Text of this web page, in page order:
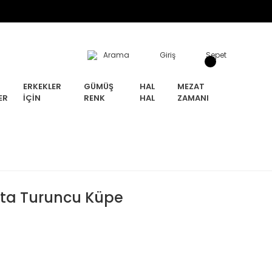
Arama Giriş Sepet
ERKEKLER
İÇIN
GÜMÜŞ
RENK
HAL
HAL
MEZAT
ZAMANI
Turuncu Küpe